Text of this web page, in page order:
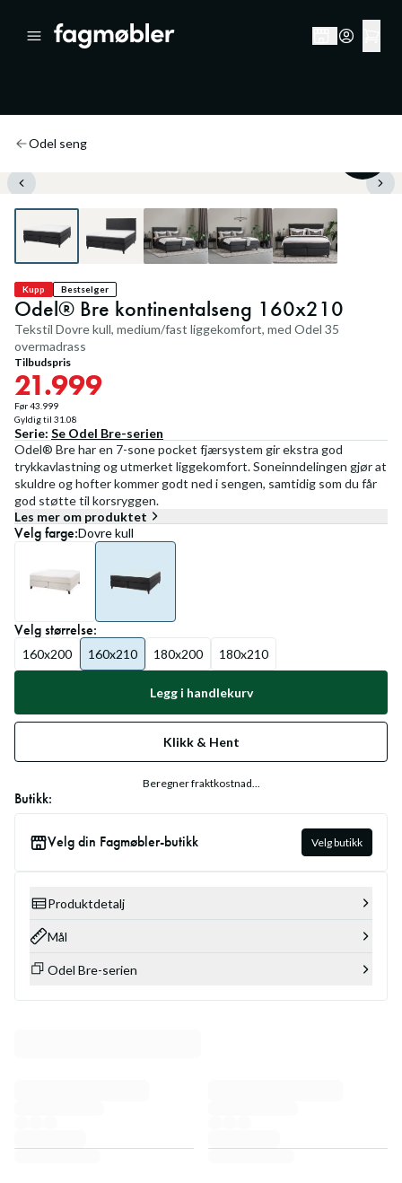
Odel seng
Kupp Bestselger
Odel® Bre kontinentalseng 160x210
Tekstil Dovre kull, medium/fast liggekomfort, med Odel 35
overmadrass
Tilbudspris
21.999
Før43.999
Gyldig til 31.08
Serie: Se Odel Bre-serien
Odel® Bre har en 7-sone pocket fjærsystem gir ekstra god
trykkavlastning og utmerket liggekomfort. Soneinndelingen gjør at
skuldre og hofter kommer godt ned i sengen, samtidig som du får
god støtte til korsryggen.
Les mer om produktet
Velgfarge:Dovre kull
Velgstørrelse:
160x200 160x210 180x200 180x210
Legg i handlekurv
Klikk & Hent
Beregner fraktkostnad...
Butikk:
Velg din Fagmøbler-butikk Velg butikk
Produktdetalj
Mål
Odel Bre-serien